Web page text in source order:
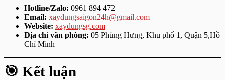
Hotline/Zalo: 0961 894 472
Email: xaydungsaigon24h@gmail.com
Website: xaydungsg.com
Địa chỉ văn phòng: 05 Phùng Hưng, Khu phố 1, Quận 5,Hồ
Chí Minh
🎯 Kết luận